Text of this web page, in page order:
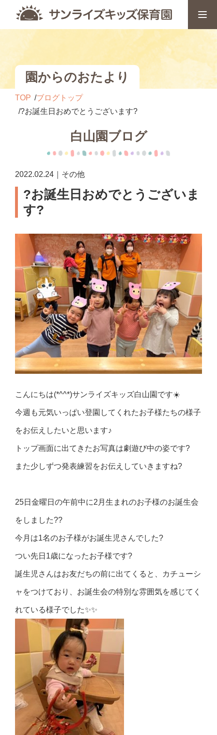
園からのおたより
TOP
ブログトップ
?お誕生日おめでとうございます?
白山園ブログ
2022.02.24｜その他
?お誕生日おめでとうございま
す?
こんにちは(*^^*)サンライズキッズ白山園です☀️
今週も元気いっぱい登園してくれたお子様たちの様子
をお伝えしたいと思います♪
トップ画面に出てきたお写真は劇遊び中の姿です?
また少しずつ発表練習をお伝えしていきますね?
25日金曜日の午前中に2月生まれのお子様のお誕生会
をしました??
今月は1名のお子様がお誕生児さんでした?
つい先日1歳になったお子様です?
誕生児さんはお友だちの前に出てくると、カチューシ
ャをつけており、お誕生会の特別な雰囲気を感じてく
れている様子でした✨✨